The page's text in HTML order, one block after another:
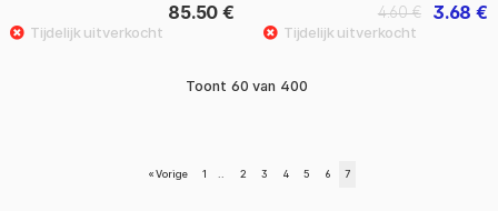
85.50 € 3.68 €
4.60 €
Toont 60 van 400
« Vorige 1 2 3 4 5 6 7